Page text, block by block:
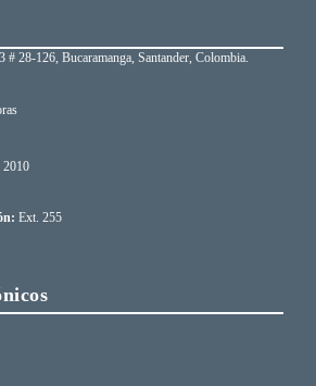
# 28-126, Bucaramanga, Santander, Colombia.
Ext. 255